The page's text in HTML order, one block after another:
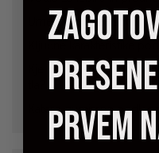
Umetna trava za športne
Kje vse je lahko
Katero gumirano
prvem